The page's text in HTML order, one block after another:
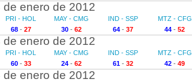
de enero de 2012
PRI - HOL
68- 27
MAY - CMG
30 - 62
IND - SSP
64- 37
MTZ - CFG
44 - 52
de enero de 2012
PRI - HOL
60- 33
MAY - CMG
24 - 62
IND - SSP
61- 32
MTZ - CFG
42 - 49
de enero de 2012